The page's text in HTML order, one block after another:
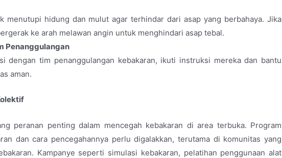
menutupi hidung dan mulut agar terhindar dari asap yang berbahaya. Jika
ke arah melawan angin untuk menghindari asap tebal.
Penanggulangan
dengan tim penanggulangan kebakaran, ikuti instruksi mereka dan bantu
aman.
peranan penting dalam mencegah kebakaran di area terbuka. Program
dan cara pencegahannya perlu digalakkan, terutama di komunitas yang
Kampanye seperti simulasi kebakaran, pelatihan penggunaan alat